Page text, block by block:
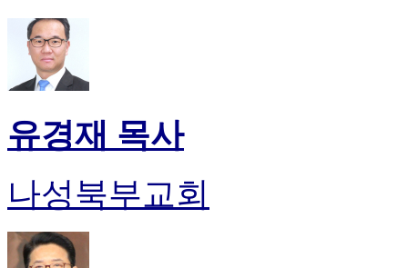
유경재 목사
나성북부교회